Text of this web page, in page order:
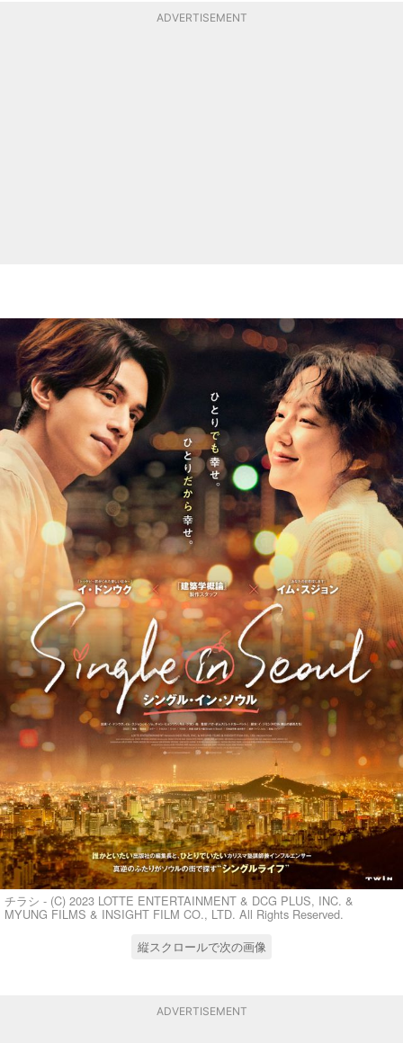
ADVERTISEMENT
チラシ - (C) 2023 LOTTE ENTERTAINMENT & DCG PLUS, INC. &
MYUNG FILMS & INSIGHT FILM CO., LTD. All Rights Reserved.
縦スクロールで次の画像
ADVERTISEMENT